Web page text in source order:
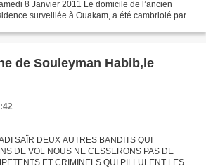
8 Janvier 2011 Le domicile de l’ancien
surveillée à Ouakam, a été cambriolé par
de Souleyman Habib,le
SAÏR DEUX AUTRES BANDITS QUI
DE VOL NOUS NE CESSERONS PAS DE
ET CRIMINELS QUI PILLULENT LES